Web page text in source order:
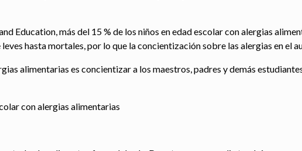
Education, más del 15 % de los niños en edad escolar con alergias
hasta mortales, por lo que la concientización sobre las alergias en el
alimentarias es concientizar a los maestros, padres y demás
con alergias alimentarias